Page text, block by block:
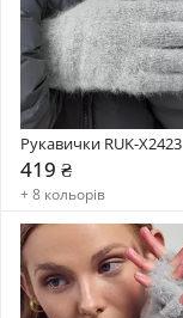
Рукавички RUK-X2423
419 ₴
+ 8 кольорів